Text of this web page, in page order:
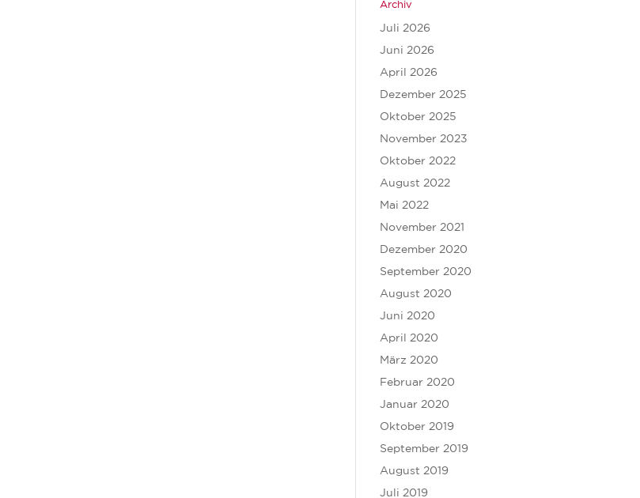
Archiv
Juli 2026
Juni 2026
April 2026
Dezember 2025
Oktober 2025
November 2023
Oktober 2022
August 2022
Mai 2022
November 2021
Dezember 2020
September 2020
August 2020
Juni 2020
April 2020
März 2020
Februar 2020
Januar 2020
Oktober 2019
September 2019
August 2019
Juli 2019